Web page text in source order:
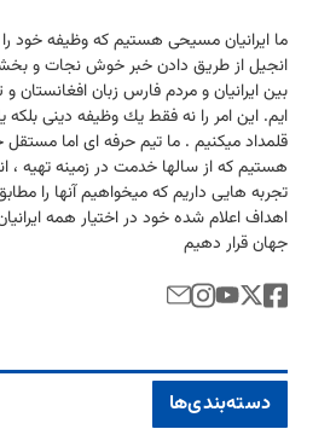
ما ایرانیان مسیحی هستیم كه وظیفه خود
انجیل از طریق دادن خبر خوش نجات و
بین ایرانیان و مردم فارس زبان افغانستان و
ایم. این امر را نه فقط یك وظیفه دینی
قلمداد میكنیم . ما تیم حرفه ای اما
هستیم كه از سالها خدمت در زمینه تهیه ،
تجربه هایی داریم كه میخواهیم آنها را
اهداف اعلام شده خود در اختیار همه
جهان قرار دهیم
دسته‌بندی‌ها